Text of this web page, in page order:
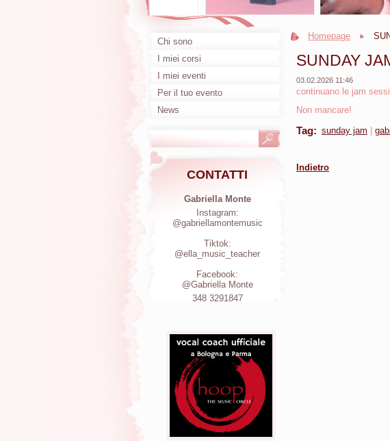
Homepage
SUNDAY
03.02.2026 11:46
continuano le jam
Non mancare!
Tag: sunday jam
Indietro
Chi sono
I miei corsi
I miei eventi
Per il tuo evento
News
CONTATTI
Gabriella Monte
Instagram:
@gabriellamontemusic
Tiktok:
@ella_music_teacher
Facebook:
@Gabriella Monte
348 3291847